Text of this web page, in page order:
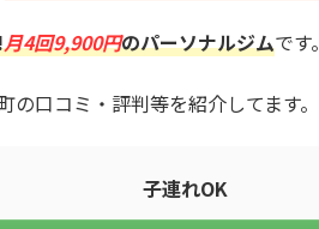
月4回9,900円のパーソナルジムです。
口コミ・評判等を紹介してます。
子連れOK